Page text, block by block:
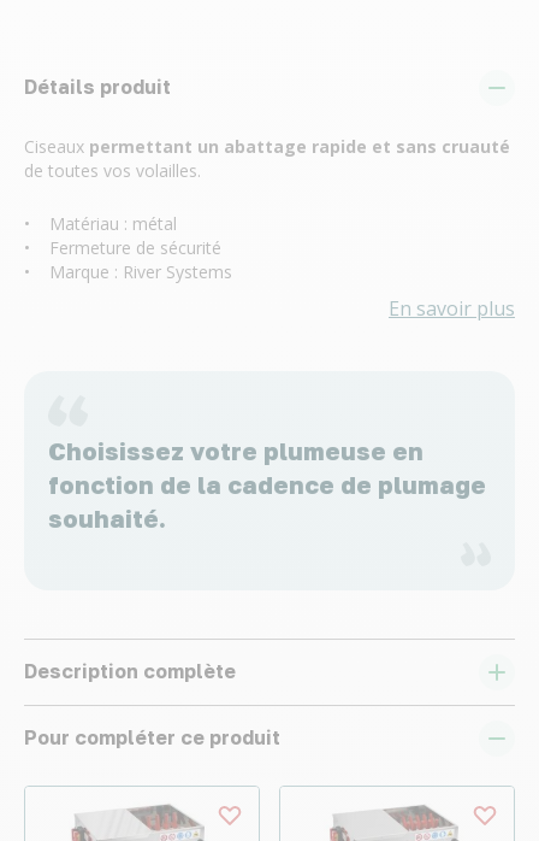
Détails produit
Ciseaux permettant un abattage rapide et sans cruauté
de toutes vos volailles.
• Matériau : métal
• Fermeture de sécurité
• Marque : River Systems
En savoir plus
Choisissez votre plumeuse en
fonction de la cadence de plumage
souhaité.
Description complète
Pour compléter ce produit